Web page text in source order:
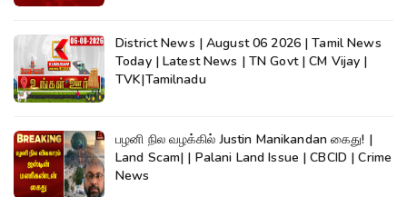
District News | August 06 2026 | Tamil News
Today | Latest News | TN Govt | CM Vijay |
TVK|Tamilnadu
பழனி நில வழக்கில் Justin Manikandan கைது! |
Land Scam| | Palani Land Issue | CBCID | Crime
News